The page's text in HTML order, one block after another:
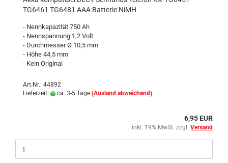
TG6461 TG6481 AAA Batterie NiMH
- Nennkapazität 750 Ah
- Nennspannung 1,2 Volt
- Durchmesser Ø 10,5 mm
- Höhe 44,5 mm
- Kein Original
Art.Nr.: 44892
Lieferzeit:
ca. 3-5 Tage (Ausland abweichend)
6,95 EUR
inkl. 19% MwSt. zzgl. Versand